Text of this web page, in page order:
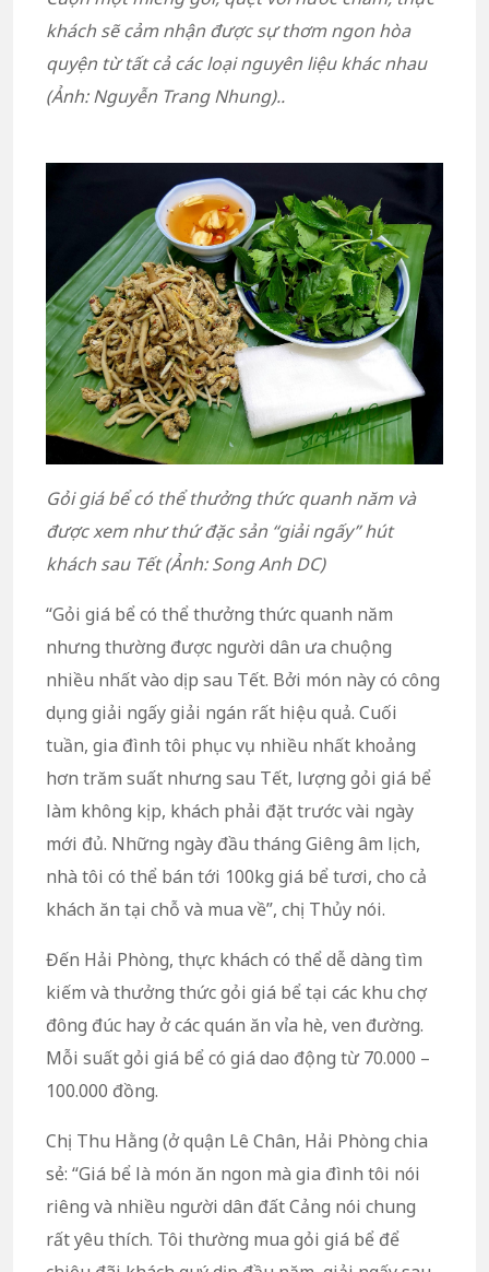
khách sẽ cảm nhận được sự thơm ngon hòa
quyện từ tất cả các loại nguyên liệu khác nhau
(Ảnh: Nguyễn Trang Nhung)..
Gỏi giá bể có thể thưởng thức quanh năm và
được xem như thứ đặc sản “giải ngấy” hút
khách sau Tết (Ảnh: Song Anh DC)
“Gỏi giá bể có thể thưởng thức quanh năm
nhưng thường được người dân ưa chuộng
nhiều nhất vào dịp sau Tết. Bởi món này có công
dụng giải ngấy giải ngán rất hiệu quả. Cuối
tuần, gia đình tôi phục vụ nhiều nhất khoảng
hơn trăm suất nhưng sau Tết, lượng gỏi giá bể
làm không kịp, khách phải đặt trước vài ngày
mới đủ. Những ngày đầu tháng Giêng âm lịch,
nhà tôi có thể bán tới 100kg giá bể tươi, cho cả
khách ăn tại chỗ và mua về”, chị Thủy nói.
Đến Hải Phòng, thực khách có thể dễ dàng tìm
kiếm và thưởng thức gỏi giá bể tại các khu chợ
đông đúc hay ở các quán ăn vỉa hè, ven đường.
Mỗi suất gỏi giá bể có giá dao động từ 70.000 –
100.000 đồng.
Chị Thu Hằng (ở quận Lê Chân, Hải Phòng chia
sẻ: “Giá bể là món ăn ngon mà gia đình tôi nói
riêng và nhiều người dân đất Cảng nói chung
rất yêu thích. Tôi thường mua gỏi giá bể để